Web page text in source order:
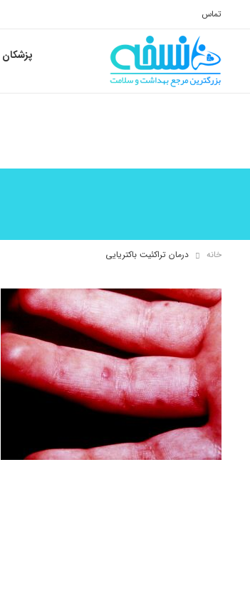
تماس
پزشکان
خانه درمان تراکئیت باکتریایی